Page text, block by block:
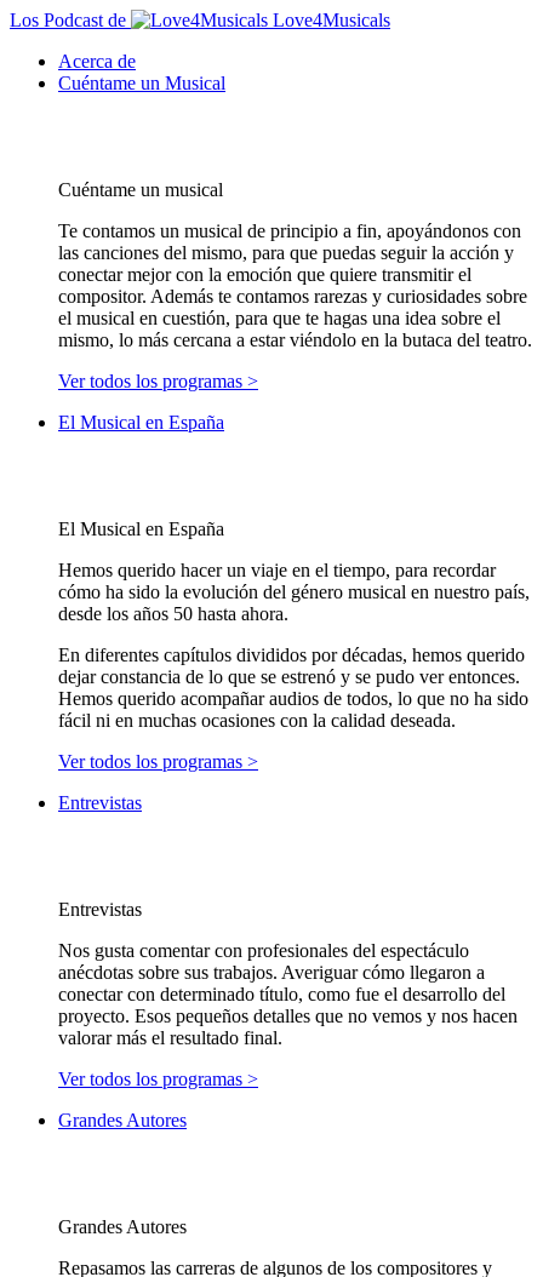
Los Podcast de
Love4Musicals
Acerca de
Cuéntame un Musical
Cuéntame un musical
Te contamos un musical de principio a fin, apoyándonos con
las canciones del mismo, para que puedas seguir la acción y
conectar mejor con la emoción que quiere transmitir el
compositor. Además te contamos rarezas y curiosidades sobre
el musical en cuestión, para que te hagas una idea sobre el
mismo, lo más cercana a estar viéndolo en la butaca del teatro.
Ver todos los programas >
El Musical en España
El Musical en España
Hemos querido hacer un viaje en el tiempo, para recordar
cómo ha sido la evolución del género musical en nuestro país,
desde los años 50 hasta ahora.
En diferentes capítulos divididos por décadas, hemos querido
dejar constancia de lo que se estrenó y se pudo ver entonces.
Hemos querido acompañar audios de todos, lo que no ha sido
fácil ni en muchas ocasiones con la calidad deseada.
Ver todos los programas >
Entrevistas
Entrevistas
Nos gusta comentar con profesionales del espectáculo
anécdotas sobre sus trabajos. Averiguar cómo llegaron a
conectar con determinado título, como fue el desarrollo del
proyecto. Esos pequeños detalles que no vemos y nos hacen
valorar más el resultado final.
Ver todos los programas >
Grandes Autores
Grandes Autores
Repasamos las carreras de algunos de los compositores y